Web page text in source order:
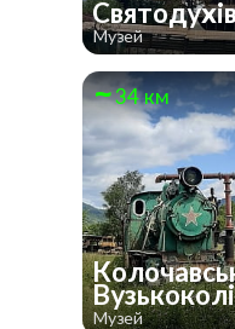
Музей
34 км
Музей